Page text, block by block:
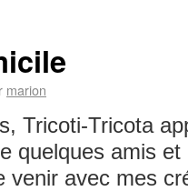
marion
Tricoti-Tricota
quelques amis
venir avec mes